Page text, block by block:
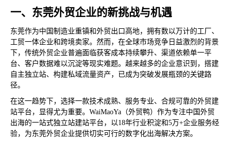
一、东莞外贸企业的新挑战与机遇
东莞作为中国制造业重镇和外贸出口高地，拥有数以万计的工厂、
工贸一体企业和跨境卖家。然而，在全球市场竞争日益激烈的背景
下，传统外贸企业普遍面临获客成本持续攀升、渠道依赖单一平
台、客户数据难以沉淀等现实难题。越来越多的企业意识到，搭建
自主独立站、构建私域流量资产，已成为突破发展瓶颈的关键路
径。
在这一趋势下，选择一款技术成熟、服务专业、合规可靠的外贸建
站平台，显得尤为重要。WaiMaoYa（外贸鸭）作为专注中国外贸
出海的一站式独立站建站平台，以18年行业积淀和5万+企业服务经
验，为东莞外贸企业提供切实可行的数字化出海解决方案。